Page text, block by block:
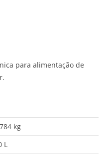
para alimentação de
kg
L